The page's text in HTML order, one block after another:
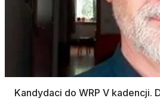
Kandydaci do WRP V kadencji.